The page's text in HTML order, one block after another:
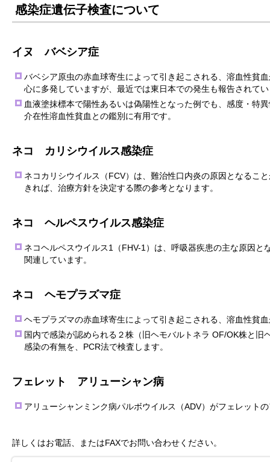
感染症遺伝子検査について
イヌ バベシア症
バベシア原虫の赤血球寄生によって引き起こされる、溶血性貧
心に多発していますが、最近では東日本での発生も報告されて
血液塗抹標本で陽性あるいは偽陽性となった例でも、感度・特
介在性溶血性貧血との鑑別に有用です。
ネコ カリシウイルス感染症
ネコカリシウイルス（FCV）は、難治性口内炎の原因となるこ
きれば、治療方針を決定する際の参考となります。
ネコ ヘルペスウイルス感染症
ネコヘルペスウイルス1（FHV-1）は、呼吸器疾患の主な原因と
関連しています。
ネコ ヘモプラズマ症
ヘモプラズマの赤血球寄生によって引き起こされる、溶血性貧
国内で感染が認められる２株（旧ヘモバルトネラ OF/OK株と旧
感染の有無を、PCR法で検査します。
フェレット アリューシャン病
アリューシャンミンク病パルボウイルス（ADV）がフェレット
詳しくはお電話、またはFAXでお問い合わせください。